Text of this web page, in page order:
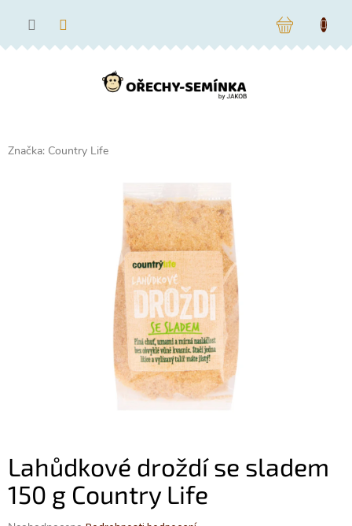
NÁKUPNÍ
Značka: Country Life
Lahůdkové droždí se sladem
150 g Country Life